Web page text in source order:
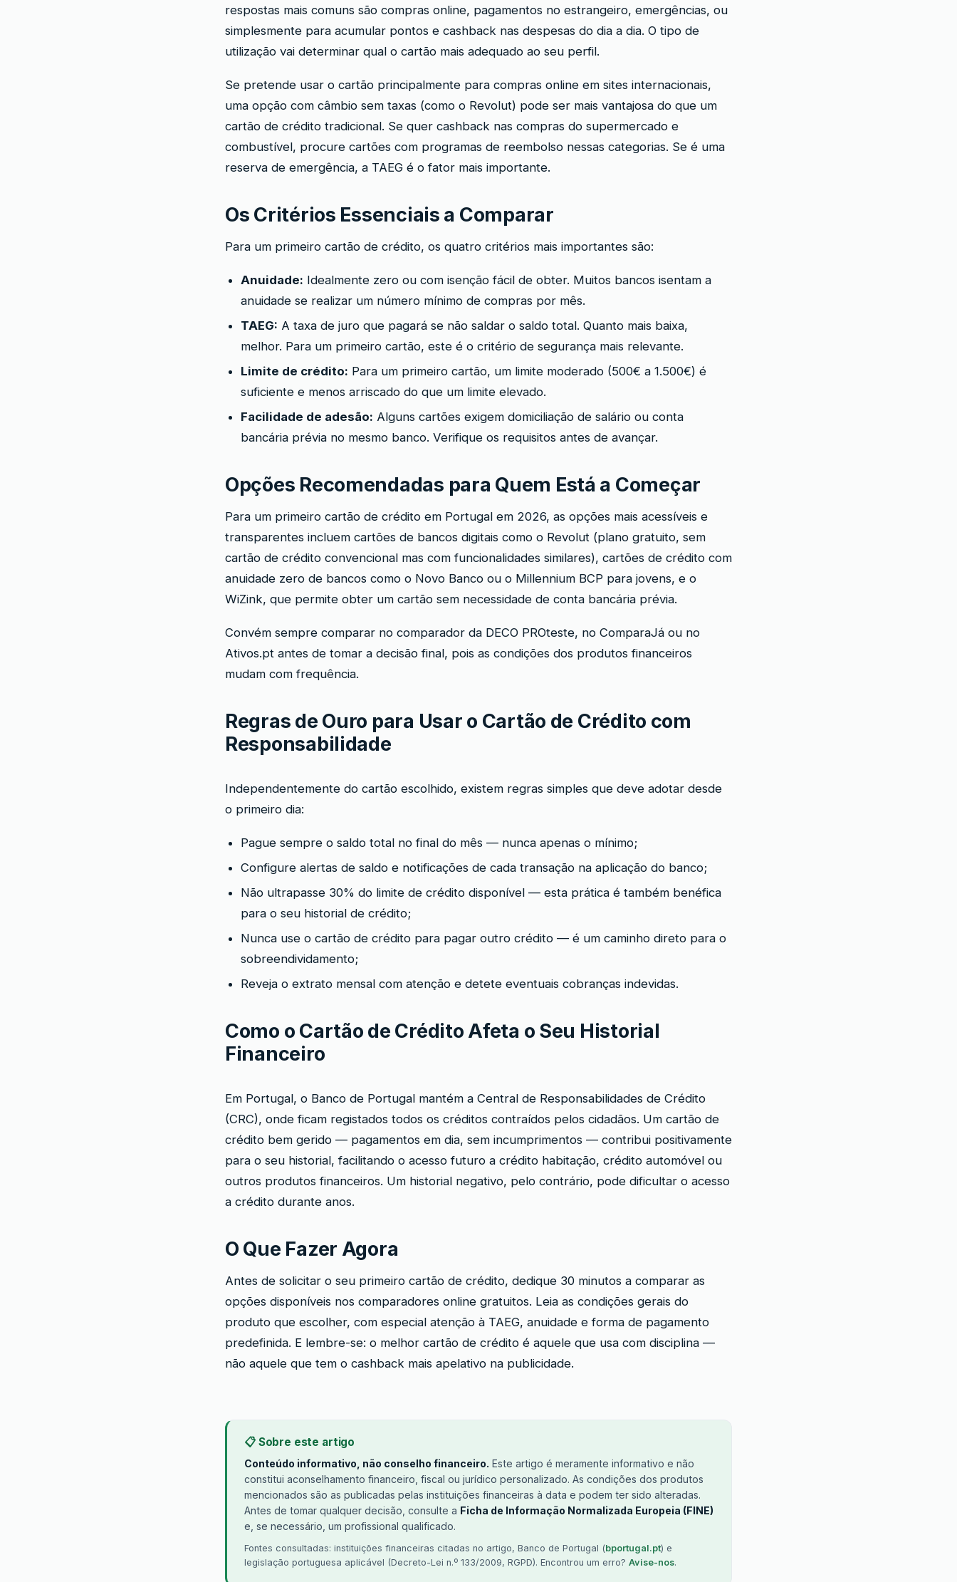
respostas mais comuns são compras online, pagamentos no estrangeiro, emergências, ou
simplesmente para acumular pontos e cashback nas despesas do dia a dia. O tipo de
utilização vai determinar qual o cartão mais adequado ao seu perfil.
Se pretende usar o cartão principalmente para compras online em sites internacionais,
uma opção com câmbio sem taxas (como o Revolut) pode ser mais vantajosa do que um
cartão de crédito tradicional. Se quer cashback nas compras do supermercado e
combustível, procure cartões com programas de reembolso nessas categorias. Se é uma
reserva de emergência, a TAEG é o fator mais importante.
Os Critérios Essenciais a Comparar
Para um primeiro cartão de crédito, os quatro critérios mais importantes são:
Anuidade: Idealmente zero ou com isenção fácil de obter. Muitos bancos isentam a
anuidade se realizar um número mínimo de compras por mês.
TAEG: A taxa de juro que pagará se não saldar o saldo total. Quanto mais baixa,
melhor. Para um primeiro cartão, este é o critério de segurança mais relevante.
Limite de crédito: Para um primeiro cartão, um limite moderado (500€ a 1.500€) é
suficiente e menos arriscado do que um limite elevado.
Facilidade de adesão: Alguns cartões exigem domiciliação de salário ou conta
bancária prévia no mesmo banco. Verifique os requisitos antes de avançar.
Opções Recomendadas para Quem Está a Começar
Para um primeiro cartão de crédito em Portugal em 2026, as opções mais acessíveis e
transparentes incluem cartões de bancos digitais como o Revolut (plano gratuito, sem
cartão de crédito convencional mas com funcionalidades similares), cartões de crédito com
anuidade zero de bancos como o Novo Banco ou o Millennium BCP para jovens, e o
WiZink, que permite obter um cartão sem necessidade de conta bancária prévia.
Convém sempre comparar no comparador da DECO PROteste, no ComparaJá ou no
Ativos.pt antes de tomar a decisão final, pois as condições dos produtos financeiros
mudam com frequência.
Regras de Ouro para Usar o Cartão de Crédito com
Responsabilidade
Independentemente do cartão escolhido, existem regras simples que deve adotar desde
o primeiro dia:
Pague sempre o saldo total no final do mês — nunca apenas o mínimo;
Configure alertas de saldo e notificações de cada transação na aplicação do banco;
Não ultrapasse 30% do limite de crédito disponível — esta prática é também benéfica
para o seu historial de crédito;
Nunca use o cartão de crédito para pagar outro crédito — é um caminho direto para o
sobreendividamento;
Reveja o extrato mensal com atenção e detete eventuais cobranças indevidas.
Como o Cartão de Crédito Afeta o Seu Historial
Financeiro
Em Portugal, o Banco de Portugal mantém a Central de Responsabilidades de Crédito
(CRC), onde ficam registados todos os créditos contraídos pelos cidadãos. Um cartão de
crédito bem gerido — pagamentos em dia, sem incumprimentos — contribui positivamente
para o seu historial, facilitando o acesso futuro a crédito habitação, crédito automóvel ou
outros produtos financeiros. Um historial negativo, pelo contrário, pode dificultar o acesso
a crédito durante anos.
O Que Fazer Agora
Antes de solicitar o seu primeiro cartão de crédito, dedique 30 minutos a comparar as
opções disponíveis nos comparadores online gratuitos. Leia as condições gerais do
produto que escolher, com especial atenção à TAEG, anuidade e forma de pagamento
predefinida. E lembre-se: o melhor cartão de crédito é aquele que usa com disciplina —
não aquele que tem o cashback mais apelativo na publicidade.
📋 Sobre este artigo
Conteúdo informativo, não conselho financeiro. Este artigo é meramente informativo e não
constitui aconselhamento financeiro, fiscal ou jurídico personalizado. As condições dos produtos
mencionados são as publicadas pelas instituições financeiras à data e podem ter sido alteradas.
Antes de tomar qualquer decisão, consulte a Ficha de Informação Normalizada Europeia (FINE)
e, se necessário, um profissional qualificado.
Fontes consultadas: instituições financeiras citadas no artigo, Banco de Portugal (bportugal.pt) e
legislação portuguesa aplicável (Decreto-Lei n.º 133/2009, RGPD). Encontrou um erro? Avise-nos.